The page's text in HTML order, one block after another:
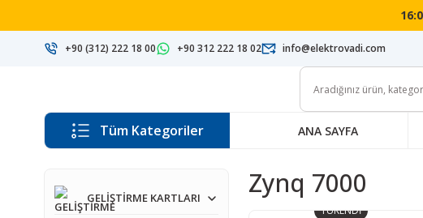
+90 (312) 222 18 00 +90 312 222 18 02 info@elektrovadi.com
Tüm Kategoriler ANA SAYFA
GELİŞTİRME KARTLARI Zynq 7000
TÜKENDİ